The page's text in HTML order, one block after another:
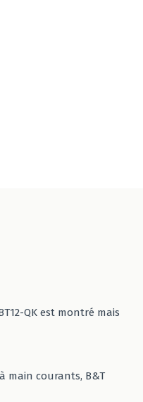
QK est montré mais
main courants, B&T